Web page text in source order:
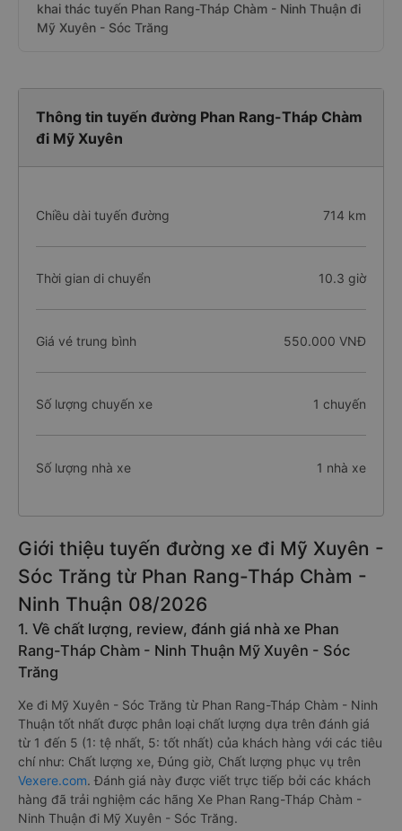
khai thác tuyến Phan Rang-Tháp Chàm - Ninh Thuận đi
Mỹ Xuyên - Sóc Trăng
Thông tin tuyến đường Phan Rang-Tháp Chàm
đi Mỹ Xuyên
Chiều dài tuyến đường 714 km
Thời gian di chuyển 10.3 giờ
Giá vé trung bình 550.000 VNĐ
Số lượng chuyến xe 1 chuyến
Số lượng nhà xe 1 nhà xe
Giới thiệu tuyến đường xe đi Mỹ Xuyên -
Sóc Trăng từ Phan Rang-Tháp Chàm -
Ninh Thuận 08/2026
1. Về chất lượng, review, đánh giá nhà xe Phan
Rang-Tháp Chàm - Ninh Thuận Mỹ Xuyên - Sóc
Trăng
Xe đi Mỹ Xuyên - Sóc Trăng từ Phan Rang-Tháp Chàm - Ninh
Thuận tốt nhất được phân loại chất lượng dựa trên đánh giá
từ 1 đến 5 (1: tệ nhất, 5: tốt nhất) của khách hàng với các tiêu
chí như: Chất lượng xe, Đúng giờ, Chất lượng phục vụ trên
Vexere.com. Đánh giá này được viết trực tiếp bởi các khách
hàng đã trải nghiệm các hãng Xe Phan Rang-Tháp Chàm -
Ninh Thuận đi Mỹ Xuyên - Sóc Trăng.